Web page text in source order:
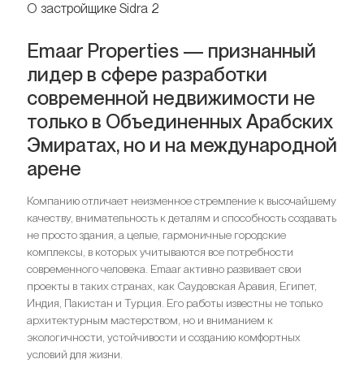
О застройщике Sidra 2
Emaar Properties — признанный
лидер в сфере разработки
современной недвижимости не
только в Объединенных Арабских
Эмиратах, но и на международной
арене
Компанию отличает неизменное стремление к высочайшему
качеству, внимательность к деталям и способность создавать
не просто здания, а целые, гармоничные городские
комплексы, в которых учитываются все потребности
современного человека. Emaar активно развивает свои
проекты в таких странах, как Саудовская Аравия, Египет,
Индия, Пакистан и Турция. Его работы известны не только
архитектурным мастерством, но и вниманием к
экологичности, устойчивости и созданию комфортных
условий для жизни.